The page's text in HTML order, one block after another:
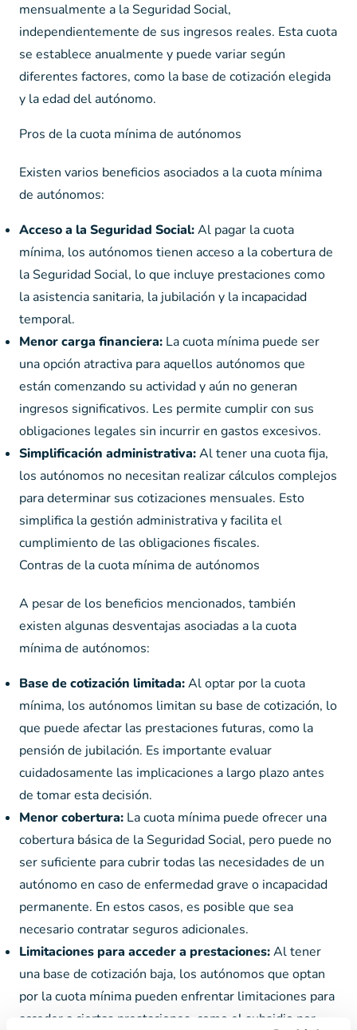
mensualmente a la Seguridad Social,
independientemente de sus ingresos reales. Esta cuota
se establece anualmente y puede variar según
diferentes factores, como la base de cotización elegida
y la edad del autónomo.
Pros de la cuota mínima de autónomos
Existen varios beneficios asociados a la cuota mínima
de autónomos:
Acceso a la Seguridad Social:Al pagar la cuota
mínima, los autónomos tienen acceso a la cobertura de
la Seguridad Social, lo que incluye prestaciones como
la asistencia sanitaria, la jubilación y la incapacidad
temporal.
Menor carga financiera: La cuota mínima puede ser
una opción atractiva para aquellos autónomos que
están comenzando su actividad y aún no generan
ingresos significativos. Les permite cumplir con sus
obligaciones legales sin incurrir en gastos excesivos.
Simplificación administrativa:Al tener una cuota fija,
los autónomos no necesitan realizar cálculos complejos
para determinar sus cotizaciones mensuales. Esto
simplifica la gestión administrativa y facilita el
cumplimiento de las obligaciones fiscales.
Contras de la cuota mínima de autónomos
A pesar de los beneficios mencionados, también
existen algunas desventajas asociadas a la cuota
mínima de autónomos:
Base de cotización limitada:Al optar por la cuota
mínima, los autónomos limitan su base de cotización, lo
que puede afectar las prestaciones futuras, como la
pensión de jubilación. Es importante evaluar
cuidadosamente las implicaciones a largo plazo antes
de tomar esta decisión.
Menor cobertura: La cuota mínima puede ofrecer una
cobertura básica de la Seguridad Social, pero puede no
ser suficiente para cubrir todas las necesidades de un
autónomo en caso de enfermedad grave o incapacidad
permanente. En estos casos, es posible que sea
necesario contratar seguros adicionales.
Limitaciones para acceder a prestaciones:Al tener
una base de cotización baja, los autónomos que optan
por la cuota mínima pueden enfrentar limitaciones para
acceder a ciertas prestaciones, como el subsidio por